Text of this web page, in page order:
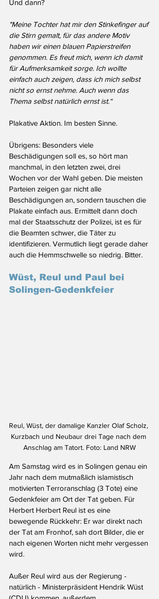
Und dann?
"Meine Tochter hat mir den Stinkefinger auf
die Stirn gemalt, für das andere Motiv
haben wir einen blauen Papierstreifen
genommen. Es freut mich, wenn ich damit
für Aufmerksamkeit sorge. Ich wollte
einfach auch zeigen, dass ich mich selbst
nicht so ernst nehme. Auch wenn das
Thema selbst natürlich ernst ist.“
Plakative Aktion. Im besten Sinne.
Übrigens: Besonders viele
Beschädigungen soll es, so hört man
manchmal, in den letzten zwei, drei
Wochen vor der Wahl geben. Die meisten
Parteien zeigen gar nicht alle
Beschädigungen an, sondern tauschen die
Plakate einfach aus. Ermittelt dann doch
mal der Staatsschutz der Polizei, ist es für
die Beamten schwer, die Täter zu
identifizieren. Vermutlich liegt gerade daher
auch die Hemmschwelle so niedrig. Bitter.
Wüst, Reul und Paul bei
Solingen-Gedenkfeier
Reul, Wüst, der damalige Kanzler Olaf Scholz,
Kurzbach und Neubaur drei Tage nach dem
Anschlag am Tatort. Foto: Land NRW
Am Samstag wird es in Solingen genau ein
Jahr nach dem mutmaßlich islamistisch
motivierten Terroranschlag (3 Tote) eine
Gedenkfeier am Ort der Tat geben. Für
Herbert Herbert Reul ist es eine
bewegende Rückkehr: Er war direkt nach
der Tat am Fronhof, sah dort Bilder, die er
nach eigenen Worten nicht mehr vergessen
wird.
Außer Reul wird aus der Regierung -
natürlich - Ministerpräsident Hendrik Wüst